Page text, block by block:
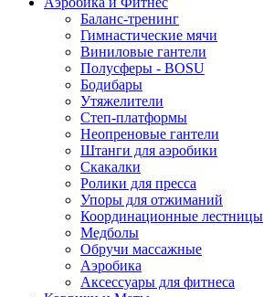
Баланс-тренинг
Гимнастические мячи
Виниловые гантели
Полусферы - BOSU
Бодибары
Утяжелители
Степ-платформы
Неопреновые гантели
Штанги для аэробики
Скакалки
Ролики для пресса
Упоры для отжиманий
Координационные лестницы
Медболы
Обручи массажные
Аэробика
Аксессуары для фитнеса